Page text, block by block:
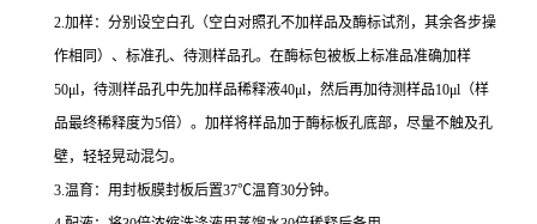
2.加样：分别设空白孔（空白对照孔不加样品及酶标试剂，其余各步操
作相同）、标准孔、待测样品孔。在酶标包被板上标准品准确加样
50μl，待测样品孔中先加样品稀释液40μl，然后再加待测样品10μl （样
品最终稀释度为5倍）。加样将样品加于酶标板孔底部，尽量不触及孔
壁，轻轻晃动混匀。
3.温育：用封板膜封板后置37℃温育30分钟。